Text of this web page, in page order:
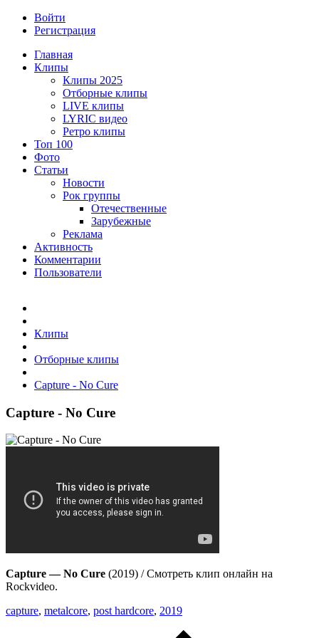
Войти
Регистрация
Главная
Клипы
Клипы 2025
Отборные клипы
LIVE клипы
LYRIC видео
Ретро клипы
Топ 100
Фото
Статьи
Новости
Рок группы
Отечественные
Зарубежные
Реклама
Активность
Комментарии
Пользователи
Клипы
Отборные клипы
Capture - No Cure
Capture - No Cure
Capture — No Cure (2019) / Смотреть клип онлайн на
Rockvideo.
capture, metalcore, post hardcore, 2019